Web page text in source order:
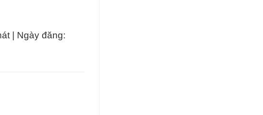
| Ngày đăng: